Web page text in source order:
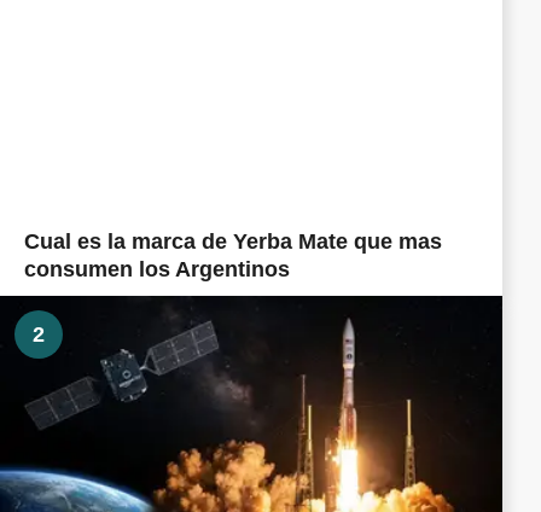
Cual es la marca de Yerba Mate que mas
consumen los Argentinos
2